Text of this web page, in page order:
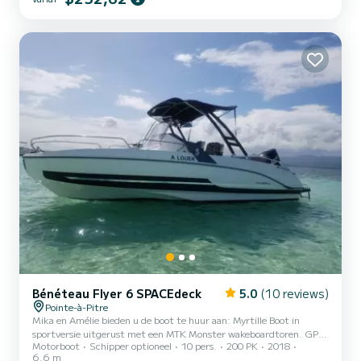
Vertrekkend vanuit de jachthaven van Gosier, vaar op de zoute
Cul De...
Bénéteau Flyer 6 SPACEdeck 5.0 (10 reviews)
Pointe-à-Pitre
Mika en Amélie bieden u de boot te huur aan: Myrtille Boot in
sportversie uitgerust met een MTK Monster wakeboardtoren. GPS
Tracker met geprogrammeerde routes op verschillende routes. Vaar
Motorboot Schipper optioneel 10 pers. 200 PK
2018
6.6 m